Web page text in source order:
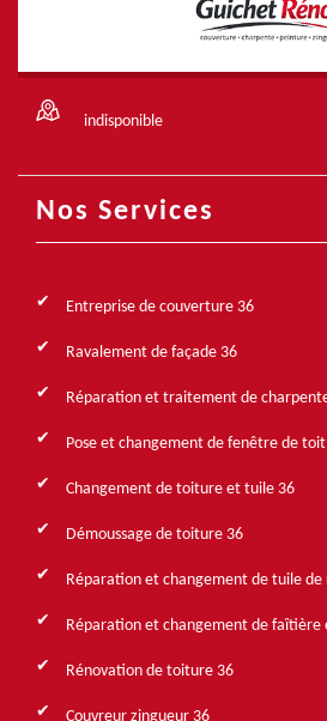
indisponible
Nos Services
Entreprise de couverture 36
Ravalement de façade 36
Réparation et traitement de
Pose et changement de fenêtre de
Changement de toiture et tuile 36
Démoussage de toiture 36
Réparation et changement de tuile de
Réparation et changement de faîtière
Rénovation de toiture 36
Couvreur zingueur 36